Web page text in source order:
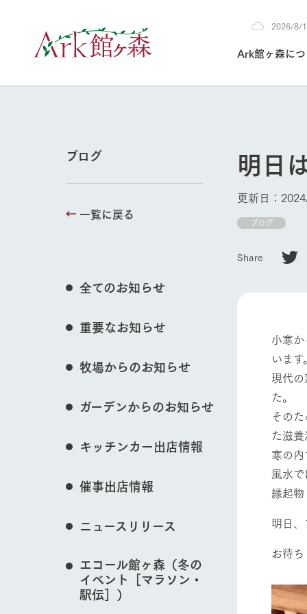
1Pでわかる
事業領域・取り
トピックを取り
50周年ヒス
アークグループ
記念し、これま
とめた映像を制
た。（動画サイ
育てる
豊かな命を育む
館ヶ森高原豚
の中、徹底した
しい衛生管理の
交通アクセス
団体のお客様へ
ペットをお連れのお客様へ
今日の牧場
本日の営業時間
花状況などを毎日
施設・体験
フラワーガ
わりを存分に味わ
レストラン
牧場の生産品を
い、ビュッフェス
周遊バス
牧場内を巡る周
イベント/フェア
営業時間・料金 交通アクセス
2026/8/
Ark館ヶ森に
明日
更新日：
ブログ
Share
小寒
います
現代
た。
その
た滋
寒の
風水
縁起
明日
お待
ブログ
一覧に戻る
全てのお知らせ
重要なお知らせ
牧場からのお知らせ
ガーデンからのお知らせ
キッチンカー出店情報
催事出店情報
ニュースリリース
エコール館ヶ森（冬の
イベント［マラソン・
駅伝］）